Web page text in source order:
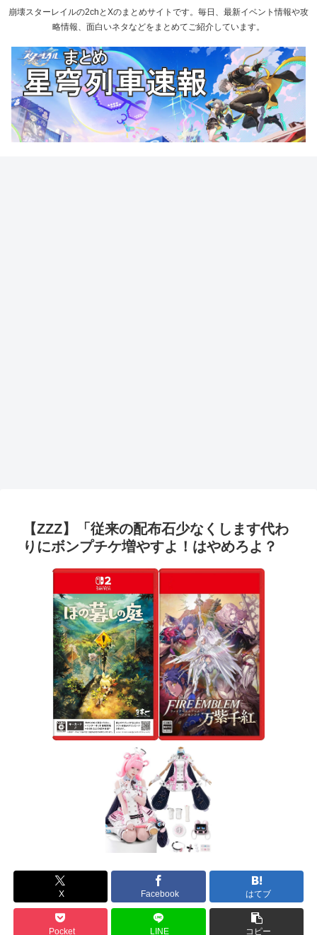
崩壊スターレイルの2chとXのまとめサイトです。毎日、最新イベント情報や攻
略情報、面白いネタなどをまとめてご紹介しています。
【ZZZ】「従来の配布石少なくします代わ
りにボンプチケ増やすよ！はやめろよ？
X Facebook はてブ
Pocket LINE コピー